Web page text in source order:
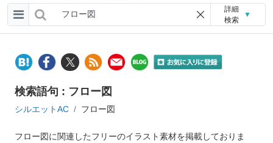
詳細
検索
▼
検索語句 : フロー図
シルエットAC フロー図
フロー図に関連したフリーのイラスト素材を掲載しておりま